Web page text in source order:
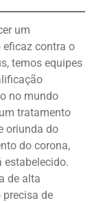
um
contra o
temos equipes
no mundo
tratamento
oriunda do
do corona,
estabelecido.
de alta
de